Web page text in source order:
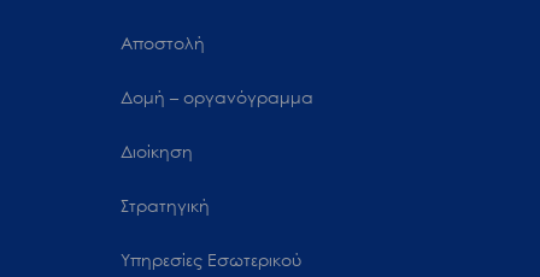
Αποστολή
Δομή – οργανόγραμμα
Διοίκηση
Στρατηγική
Υπηρεσίες Εσωτερικού